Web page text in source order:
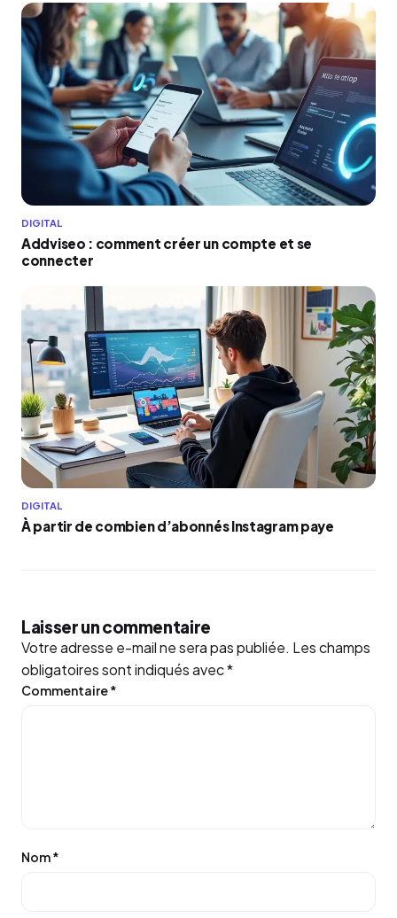
DIGITAL
Addviseo : comment créer un compte et se
connecter
DIGITAL
À partir de combien d’abonnés Instagram paye
Laisser un commentaire
Votre adresse e-mail ne sera pas publiée. Les champs
obligatoires sont indiqués avec*
Commentaire*
Nom*